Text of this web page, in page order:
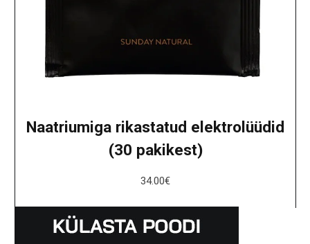
Naatriumiga rikastatud elektrolüüdid
(30 pakikest)
34.00€